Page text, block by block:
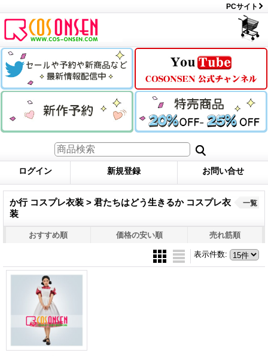
PCサイト
ログイン 新規登録 お問い合せ
か行 コスプレ衣装 > 君たちはどう生きるか コスプレ衣
装
一覧
おすすめ順 価格の安い順 売れ筋順
表示件数: